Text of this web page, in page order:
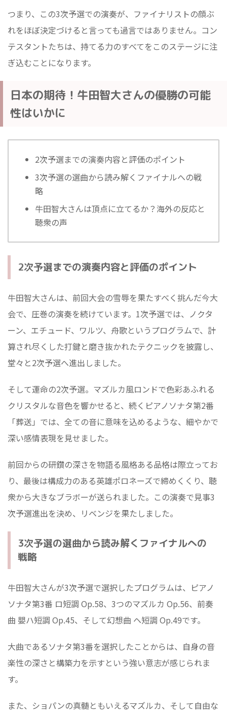
つまり、この3次予選での演奏が、ファイナリストの顔ぶ
れをほぼ決定づけると言っても過言ではありません。コン
テスタントたちは、持てる力のすべてをこのステージに注
ぎ込むことになります。
日本の期待！牛田智大さんの優勝の可能
性はいかに
2次予選までの演奏内容と評価のポイント
3次予選の選曲から読み解くファイナルへの戦
略
牛田智大さんは頂点に立てるか？海外の反応と
聴衆の声
2次予選までの演奏内容と評価のポイント
牛田智大さんは、前回大会の雪辱を果たすべく挑んだ今大
会で、圧巻の演奏を続けています。1次予選では、ノクタ
ーン、エチュード、ワルツ、舟歌というプログラムで、計
算され尽くした打鍵と磨き抜かれたテクニックを披露し、
堂々と2次予選へ進出しました。
そして運命の2次予選。マズルカ風ロンドで色彩あふれる
クリスタルな音色を響かせると、続くピアノソナタ第2番
「葬送」では、全ての音に意味を込めるような、細やかで
深い感情表現を見せました。
前回からの研鑽の深さを物語る風格ある品格は際立ってお
り、最後は構成力のある英雄ポロネーズで締めくくり、聴
衆から大きなブラボーが送られました。この演奏で見事3
次予選進出を決め、リベンジを果たしました。
3次予選の選曲から読み解くファイナルへの
戦略
牛田智大さんが3次予選で選択したプログラムは、ピアノ
ソナタ第3番 ロ短調 Op.58、3つのマズルカ Op.56、前奏
曲 嬰ハ短調 Op.45、そして幻想曲 ヘ短調 Op.49です。
大曲であるソナタ第3番を選択したことからは、自身の音
楽性の深さと構築力を示すという強い意志が感じられま
す。
また、ショパンの真髄ともいえるマズルカ、そして自由な